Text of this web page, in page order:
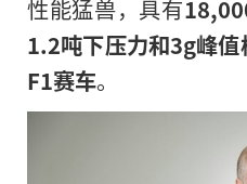
性能猛兽，具有
1.2吨下压力和3g峰值
F1赛车。